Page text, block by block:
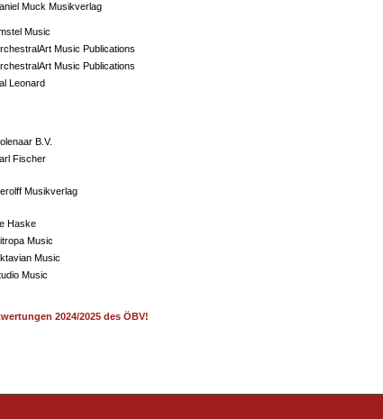
Muck Musikverlag
Music
Music Publications
Music Publications
Leonard
B.V.
Fischer
Musikverlag
Haske
Music
Music
Music
2024/2025 des ÖBV!